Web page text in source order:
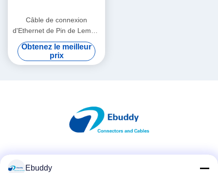
Câble de connexion
d'Ethernet de Pin de Lemo 2
à de ressort de 2 bornes
pour le foyer de radio
d'Alexa
Obtenez le meilleur
prix
Ebuddy